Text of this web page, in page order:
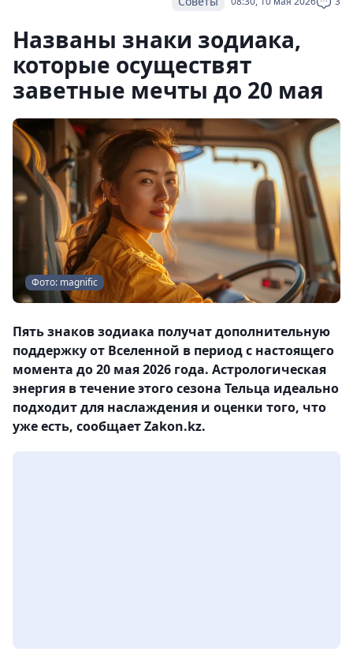
Названы знаки зодиака,
которые осуществят
заветные мечты до 20 мая
Фото: magnific
Пять знаков зодиака получат дополнительную
поддержку от Вселенной в период с настоящего
момента до 20 мая 2026 года. Астрологическая
энергия в течение этого сезона Тельца идеально
подходит для наслаждения и оценки того, что
уже есть, сообщает Zakon.kz.